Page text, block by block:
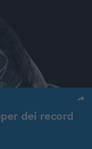
dei record